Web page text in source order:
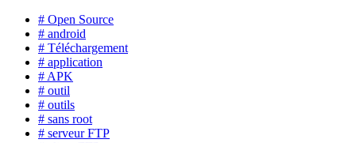
# Open Source
# android
# Téléchargement
# application
# APK
# outil
# outils
# sans root
# serveur FTP